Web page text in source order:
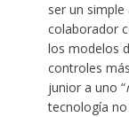
ser un
colaborador
los modelos
controles
junior a uno “
tecnología